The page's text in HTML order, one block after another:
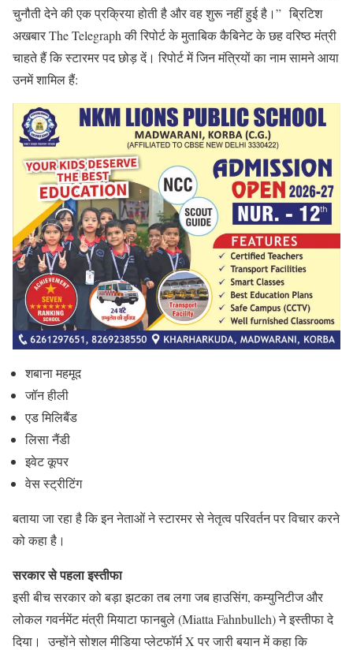
चुनौती देने की एक प्रक्रिया होती है और वह शुरू नहीं हुई है।” ब्रिटिश
अखबार The Telegraph की रिपोर्ट के मुताबिक कैबिनेट के छह वरिष्ठ मंत्री
चाहते हैं कि स्टारमर पद छोड़ दें। रिपोर्ट में जिन मंत्रियों का नाम सामने आया
उनमें शामिल हैं:
शबाना महमूद
जॉन हीली
एड मिलिबैंड
लिसा नैंडी
इवेट कूपर
वेस स्ट्रीटिंग
बताया जा रहा है कि इन नेताओं ने स्टारमर से नेतृत्व परिवर्तन पर विचार करने
को कहा है।
सरकार से पहला इस्तीफा
इसी बीच सरकार को बड़ा झटका तब लगा जब हाउसिंग, कम्युनिटीज और
लोकल गवर्नमेंट मंत्री मियाटा फानबुले (Miatta Fahnbulleh) ने इस्तीफा दे
दिया। उन्होंने सोशल मीडिया प्लेटफॉर्म X पर जारी बयान में कहा कि